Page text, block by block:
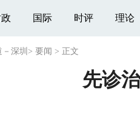
国际 时评 理论
深圳 > 要闻 > 正文
先诊